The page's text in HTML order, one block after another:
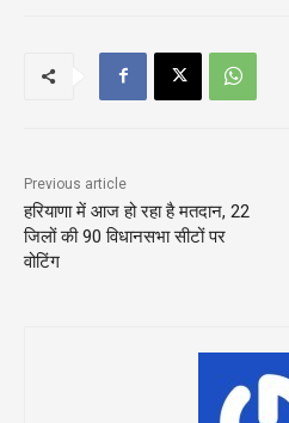
Previous article
हरियाणा में आज हो रहा है मतदान, 22
जिलों की 90 विधानसभा सीटों पर
वोटिंग